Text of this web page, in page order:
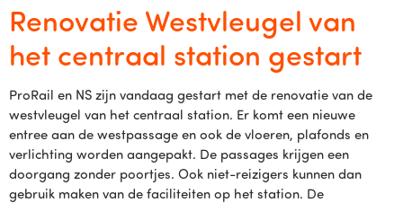
Renovatie Westvleugel van
het centraal station gestart
ProRail en NS zijn vandaag gestart met de renovatie van de
westvleugel van het centraal station. Er komt een nieuwe
entree aan de westpassage en ook de vloeren, plafonds en
verlichting worden aangepakt. De passages krijgen een
doorgang zonder poortjes. Ook niet-reizigers kunnen dan
gebruik maken van de faciliteiten op het station. De